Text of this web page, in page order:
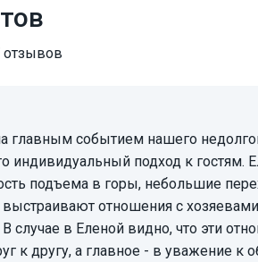
отзывов
индивидуальный подход к гостям.
подъема в горы, небольшие
выстраивают отношения с
случае в Еленой видно, что эти
к другу, а главное - в уважение к